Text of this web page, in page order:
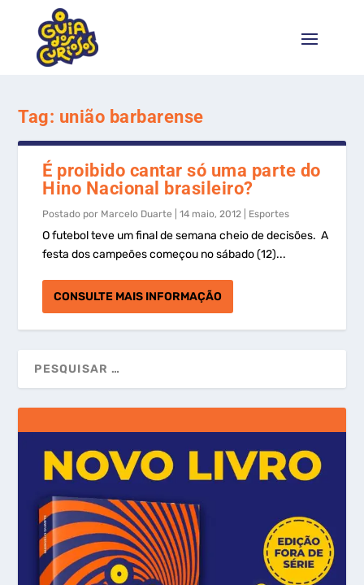
Tag: união barbarense
É proibido cantar só uma parte do
Hino Nacional brasileiro?
Postado por Marcelo Duarte |14 maio, 2012 Esportes
O futebol teve um final de semana cheio de decisões. A
festa dos campeões começou no sábado (12)...
CONSULTE MAIS INFORMAÇÃO